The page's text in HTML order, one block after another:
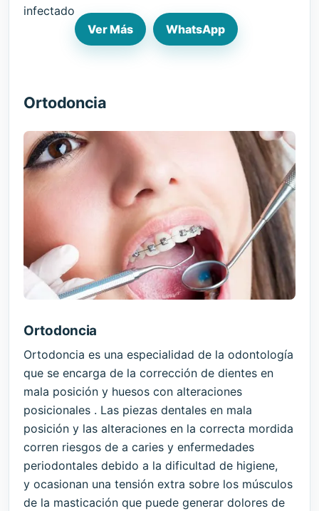
infectado
Ver Más
WhatsApp
Ortodoncia
Ortodoncia
Ortodoncia es una especialidad de la odontología
que se encarga de la corrección de dientes en
mala posición y huesos con alteraciones
posicionales . Las piezas dentales en mala
posición y las alteraciones en la correcta mordida
corren riesgos de a caries y enfermedades
periodontales debido a la dificultad de higiene,
y ocasionan una tensión extra sobre los músculos
de la masticación que puede generar dolores de